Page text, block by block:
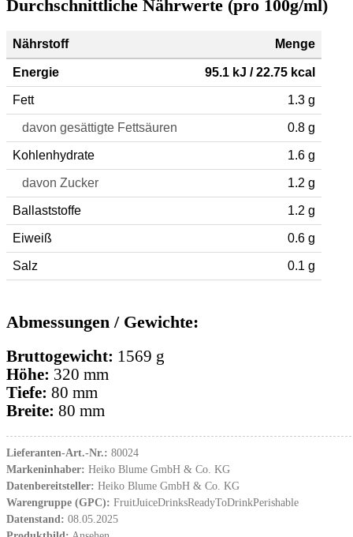
Durchschnittliche Nährwerte (pro 100g/ml)
Nährstoff Menge
Energie 95.1 kJ / 22.75 kcal
Fett 1.3 g
davon gesättigte Fettsäuren 0.8 g
Kohlenhydrate 1.6 g
davon Zucker 1.2 g
Ballaststoffe 1.2 g
Eiweiß 0.6 g
Salz 0.1 g
Abmessungen / Gewichte:
Bruttogewicht: 1569 g
Höhe: 320 mm
Tiefe: 80 mm
Breite: 80 mm
Lieferanten-Art.-Nr.: 80024
Markeninhaber: Heiko Blume GmbH & Co. KG
Datenbereitsteller: Heiko Blume GmbH & Co. KG
Warengruppe (GPC): FruitJuiceDrinksReadyToDrinkPerishable
Datenstand: 08.05.2025